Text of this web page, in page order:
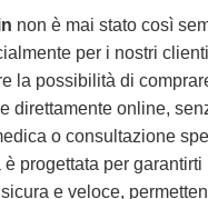
non è mai stato così
per i nostri
la possibilità di
direttamente online,
o consultazione
progettata per garantirti
e veloce,